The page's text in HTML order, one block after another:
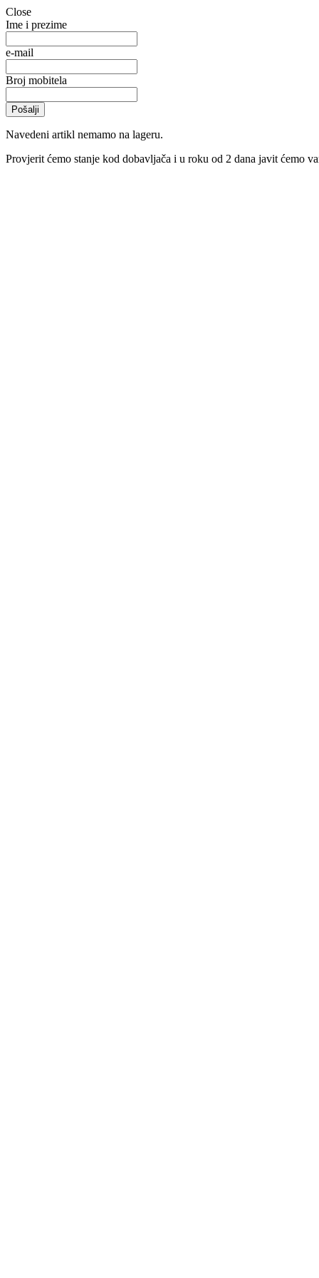
Close
Ime i prezime
e-mail
Broj mobitela
Navedeni artikl nemamo na lageru.
Provjerit ćemo stanje kod dobavljača i u roku od 2 dana javit ćemo